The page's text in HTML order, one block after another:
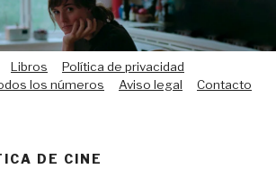
Libros
Política de privacidad
los números Aviso legal Contacto
DE CINE